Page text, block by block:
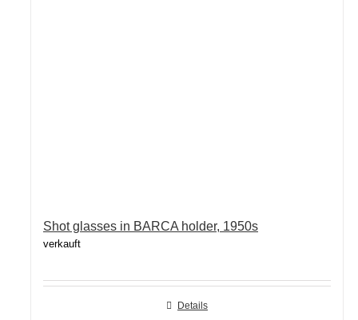
Shot glasses in BARCA holder, 1950s
verkauft
Details